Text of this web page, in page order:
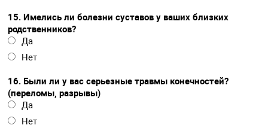
15. Имелись ли болезни суставов у ваших близких
родственников?
Да
Нет
16. Были ли у вас серьезные травмы конечностей?
(переломы, разрывы)
Да
Нет